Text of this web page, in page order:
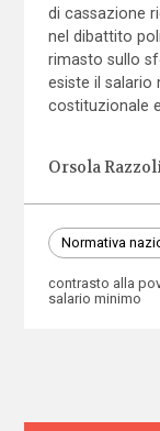
di cassazione
nel dibattito
rimasto sullo
esiste il salario
costituzionale
Orsola
Normativa
contrasto alla
salario minimo